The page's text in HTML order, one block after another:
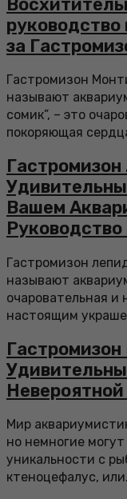
за
Гастромизон
называют
сомик”, – это
покоряющая
Вашем
Гастромизон
называют
очаровательная и
настоящим
Мир
но немногие
уникальности с
ктеноцефалус,